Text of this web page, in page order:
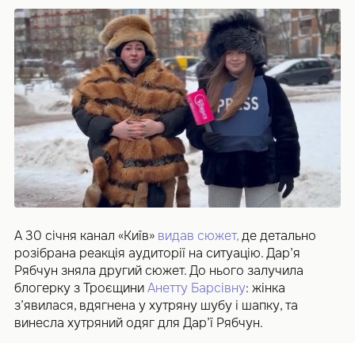
А 30 січня канал «Київ» видав сюжет,де детально
розібрана реакція аудиторії на ситуацію. Дар’я
Рябчун зняла другий сюжет. До нього залучила
блогерку з ТроєщиниАнетту Барсівну: жінка
з’явилася, вдягнена у хутряну шубу і шапку, та
винесла хутряний одяг для Дар’ї Рябчун.